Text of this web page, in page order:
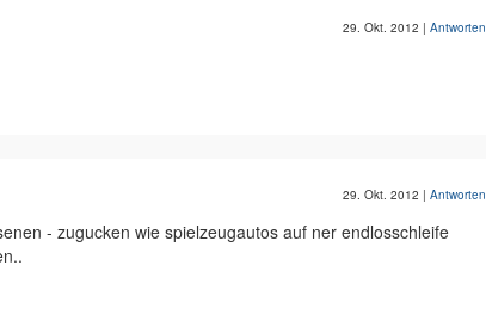
29. Okt. 2012 | Antworten
29. Okt. 2012 | Antworten
- zugucken wie spielzeugautos auf ner endlosschleife